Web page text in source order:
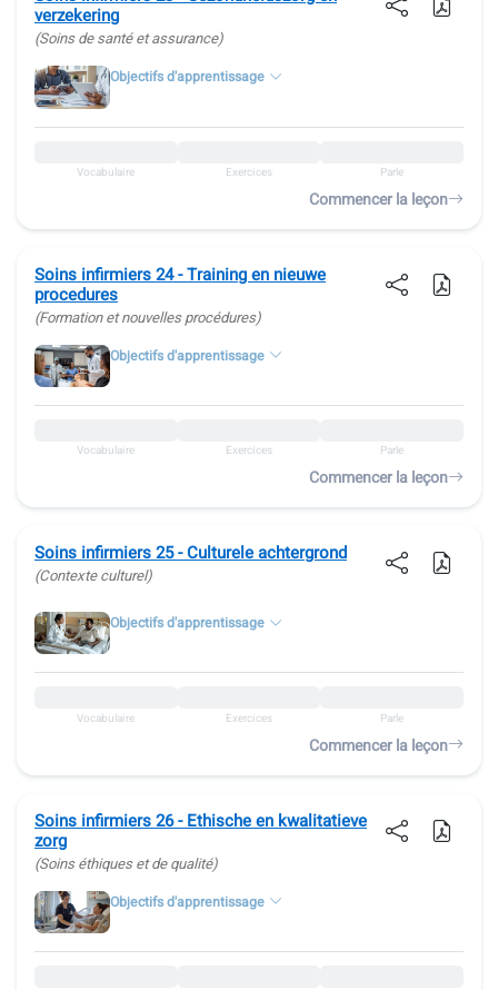
verzekering
(Soins de santé et assurance)
Objectifs d'apprentissage
Vocabulaire Exercices Parle
Commencer la leçon
Soins infirmiers 24 - Training en nieuwe
procedures
(Formation et nouvelles procédures)
Objectifs d'apprentissage
Vocabulaire Exercices Parle
Commencer la leçon
Soins infirmiers 25 - Culturele achtergrond
(Contexte culturel)
Objectifs d'apprentissage
Vocabulaire Exercices Parle
Commencer la leçon
Soins infirmiers 26 - Ethische en kwalitatieve
zorg
(Soins éthiques et de qualité)
Objectifs d'apprentissage